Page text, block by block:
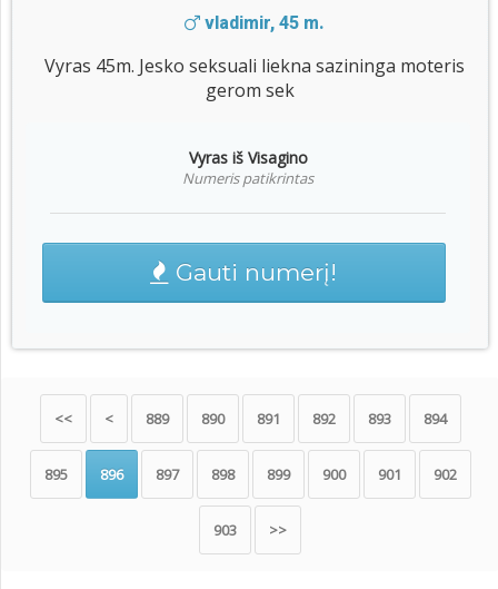
vladimir, 45 m.
Vyras 45m. Jesko seksuali liekna sazininga moteris
gerom sek
Vyras iš Visagino
Numeris patikrintas
Gauti numerį!
<< < 889 890 891 892 893 894
895 896 897 898 899 900 901 902
903 >>